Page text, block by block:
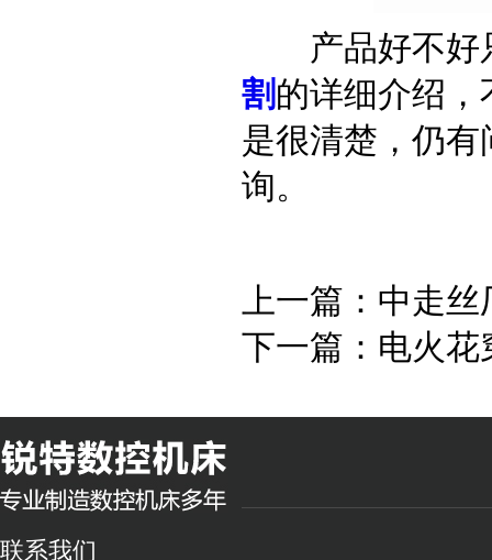
产品好不好只
割 的详细介绍
是很清楚，仍
询。
上一篇： 中走丝
下一篇： 电火花
联系我们